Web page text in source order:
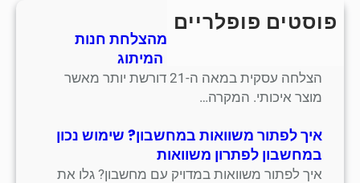
פוסטים פופלריים
חמש אסטרטגיות למידה מהצלחת חנות
סנדלים מסורתית בתחום המיתוג
הצלחה עסקית במאה ה-21 דורשת יותר מאשר
מוצר איכותי. המקרה…
איך לפתור משוואות במחשבון? שימוש נכון
במחשבון לפתרון משוואות
איך לפתור משוואות במדויק עם מחשבון? גלו את